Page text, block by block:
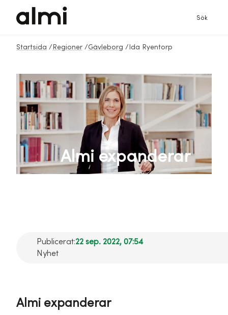
Sök
Startsida / Regioner /Gävleborg / Ida Ryentorp
Almi expanderar
Publicerat:22 sep. 2022, 07:54
Nyhet
Almi expanderar